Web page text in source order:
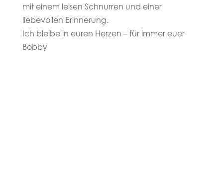
mit einem leisen Schnurren und einer
liebevollen Erinnerung.
Ich bleibe in euren Herzen – für immer euer
Bobby